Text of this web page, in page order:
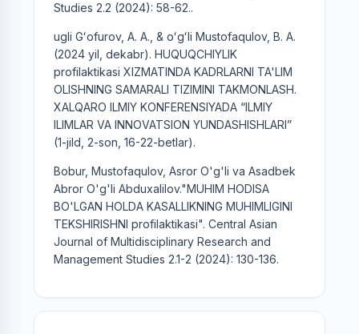
Studies 2.2 (2024): 58-62..
ugli Gʻofurov, A. A., & oʻgʻli Mustofaqulov, B. A.
(2024 yil, dekabr). HUQUQCHIYLIK
profilaktikasi XIZMATINDA KADRLARNI TA'LIM
OLISHNING SAMARALI TIZIMINI TAKMONLASH.
XALQARO ILMIY KONFERENSIYADA “ILMIY
ILIMLAR VA INNOVATSION YUNDASHISHLARI”
(1-jild, 2-son, 16-22-betlar).
Bobur, Mustofaqulov, Asror O'g'li va Asadbek
Abror O'g'li Abduxalilov."MUHIM HODISA
BO'LGAN HOLDA KASALLIKNING MUHIMLIGINI
TEKSHIRISHNI profilaktikasi". Central Asian
Journal of Multidisciplinary Research and
Management Studies 2.1-2 (2024): 130-136.